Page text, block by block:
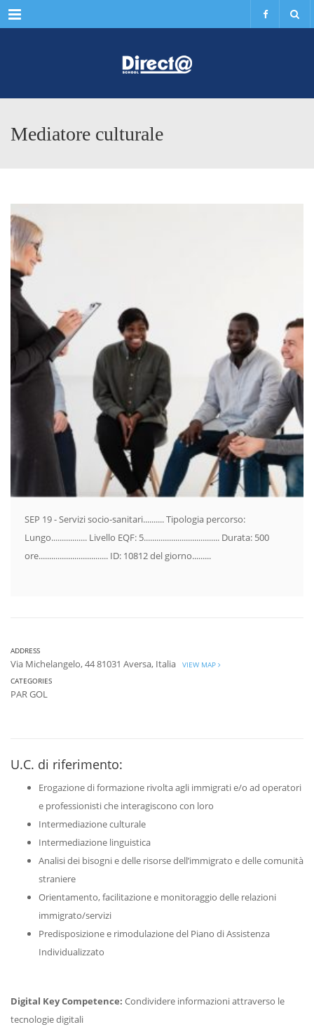
Menu
Mediatore culturale
SEP 19 - Servizi socio-sanitari.......... Tipologia percorso:
Lungo................. Livello EQF: 5.................................... Durata: 500
ore................................. ID: 10812 del giorno.........
ADDRESS
Via Michelangelo, 44 81031 Aversa, Italia
VIEW MAP
CATEGORIES
PAR GOL
U.C. di riferimento:
Erogazione di formazione rivolta agli immigrati e/o ad operatori
e professionisti che interagiscono con loro
Intermediazione culturale
Intermediazione linguistica
Analisi dei bisogni e delle risorse dell’immigrato e delle comunità
straniere
Orientamento, facilitazione e monitoraggio delle relazioni
immigrato/servizi
Predisposizione e rimodulazione del Piano di Assistenza
Individualizzato
Digital Key Competence: Condividere informazioni attraverso le
tecnologie digitali